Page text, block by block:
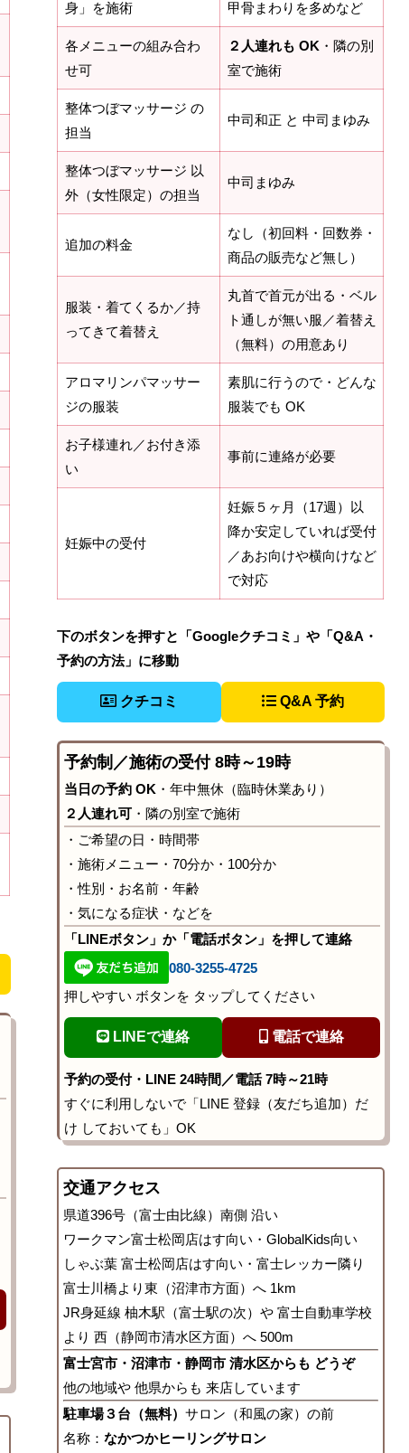
身」を施術
甲骨まわりを多めなど
各メニューの組み合わ
せ可
２人連れも OK ・隣の別
室で施術
整体つぼマッサージ の
担当
中司和正 と 中司まゆみ
整体つぼマッサージ 以
外（女性限定）の担当
中司まゆみ
追加の料金
なし（初回料・回数券・
商品の販売など無し）
服装・着てくるか／持
ってきて着替え
丸首で首元が出る・ベル
ト通しが無い服／着替え
（無料）の用意あり
アロマリンパマッサー
ジの服装
素肌に行うので・どんな
服装でも OK
お子様連れ／お付き添
い
事前に連絡が必要
妊娠中の受付
妊娠５ヶ月（17週）以
降か安定していれば受付
／あお向けや横向けなど
で対応
下のボタンを押すと「Googleクチコミ」や「Q&A・
予約の方法」に移動
クチコミ Q&A 予約
予約制／施術の受付 8時～19時
当日の予約 OK ・年中無休（臨時休業あり）
２人連れ可 ・隣の別室で施術
・ご希望の日・時間帯
・施術メニュー・70分か・100分か
・性別・お名前・年齢
・気になる症状・などを
「LINEボタン」か「電話ボタン」を押して連絡
080-3255-4725
押しやすい ボタンを タップしてください
LINEで連絡 電話で連絡
予約の受付・LINE 24時間／電話 7時～21時
すぐに利用しないで「LINE 登録（友だち追加）だ
け しておいても」OK
交通アクセス
県道396号（富士由比線）南側 沿い
ワークマン富士松岡店はす向い・GlobalKids向い
しゃぶ葉 富士松岡店はす向い・富士レッカー隣り
富士川橋より東（沼津市方面）へ 1km
JR身延線 柚木駅（富士駅の次）や 富士自動車学校
より 西（静岡市清水区方面）へ 500m
富士宮市・沼津市・静岡市 清水区からも どうぞ
他の地域や 他県からも 来店しています
駐車場３台（無料）サロン（和風の家）の前
名称：なかつかヒーリングサロン